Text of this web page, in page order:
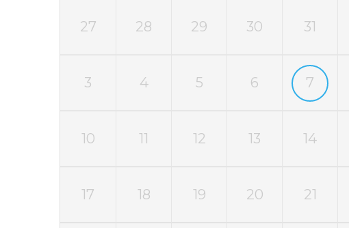
27 28 29 30 31
3 4 5 6 7
10 11 12 13 14
17 18 19 20 21